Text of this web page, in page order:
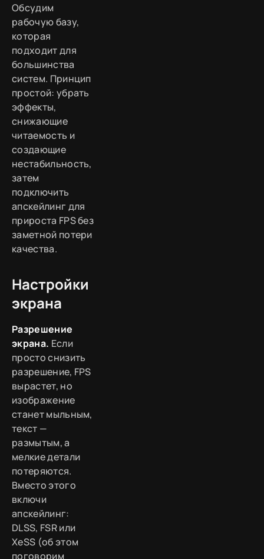
Обсудим
рабочую базу,
которая
подходит для
большинства
систем. Принцип
простой: убрать
эффекты,
снижающие
читаемость и
создающие
нестабильность,
затем
подключить
апскейлинг для
прироста FPS без
заметной потери
качества.
Настройки
экрана
Разрешение
экрана. Если
просто снизить
разрешение, FPS
вырастет, но
изображение
станет мыльным,
текст —
размытым, а
мелкие детали
потеряются.
Вместо этого
включи
апскейлинг:
DLSS, FSR или
XeSS (об этом
поговорим